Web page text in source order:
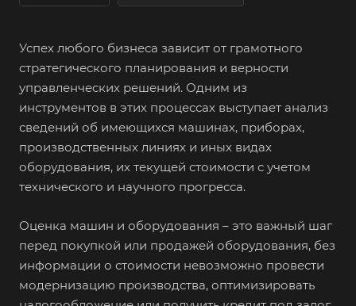
Успех любого бизнеса зависит от грамотного
стратегического планирования и верности
управленческих решений. Одним из
инструментов в этих процессах выступает анализ
сведений об имеющихся машинах, приборах,
производственных линиях и иных видах
оборудования, их текущей стоимости с учетом
технического и научного прогресса.
Оценка машин и оборудования – это важный шаг
перед покупкой или продажей оборудования, без
информации о стоимости невозможно провести
модернизацию производства, оптимизировать